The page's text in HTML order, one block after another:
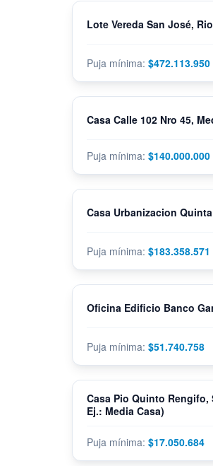
$472.113.950
Lote Vereda San José,
$140.000.000
Casa Calle 102 Nro 45,
$183.358.571
Casa Urbanizacion
$51.740.758
Oficina Edificio Banco
$17.050.684
Casa Pio Quinto
Ej.: Media Casa)